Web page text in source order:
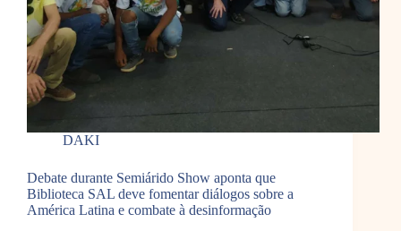
DAKI
Debate durante Semiárido Show aponta que
Biblioteca SAL deve fomentar diálogos sobre a
América Latina e combate à desinformação